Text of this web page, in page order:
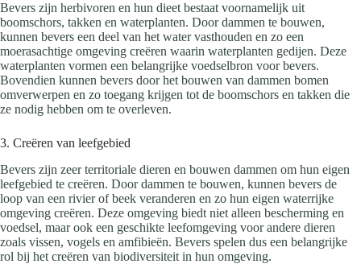
Bevers zijn herbivoren en hun dieet bestaat voornamelijk uit
boomschors, takken en waterplanten. Door dammen te bouwen,
kunnen bevers een deel van het water vasthouden en zo een
moerasachtige omgeving creëren waarin waterplanten gedijen. Deze
waterplanten vormen een belangrijke voedselbron voor bevers.
Bovendien kunnen bevers door het bouwen van dammen bomen
omverwerpen en zo toegang krijgen tot de boomschors en takken die
ze nodig hebben om te overleven.
3. Creëren van leefgebied
Bevers zijn zeer territoriale dieren en bouwen dammen om hun eigen
leefgebied te creëren. Door dammen te bouwen, kunnen bevers de
loop van een rivier of beek veranderen en zo hun eigen waterrijke
omgeving creëren. Deze omgeving biedt niet alleen bescherming en
voedsel, maar ook een geschikte leefomgeving voor andere dieren
zoals vissen, vogels en amfibieën. Bevers spelen dus een belangrijke
rol bij het creëren van biodiversiteit in hun omgeving.